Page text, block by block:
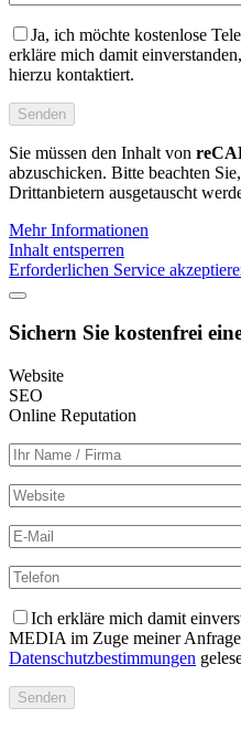
Ja, ich möchte kostenlose
erkläre mich damit
hierzu kontaktiert.
Sie müssen den Inhalt von
abzuschicken. Bitte beachten
Drittanbietern ausgetauscht
Mehr Informationen
Inhalt entsperren
Erforderlichen Service
Sichern Sie kostenfrei
Website
SEO
Online Reputation
Ich erkläre mich damit
MEDIA im Zuge meiner
Datenschutzbestimmungen